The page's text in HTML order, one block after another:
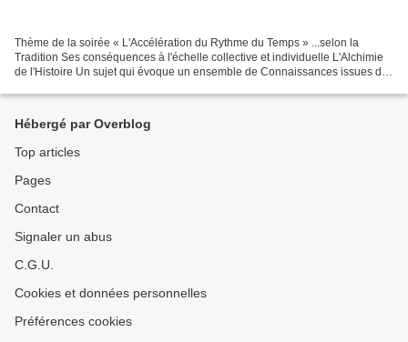
Thème de la soirée « L'Accélération du Rythme du Temps » ...selon la
Tradition Ses conséquences à l'échelle collective et individuelle L'Alchimie
de l'Histoire Un sujet qui évoque un ensemble de Connaissances issues de
Hébergé par Overblog
Top articles
Pages
Contact
Signaler un abus
C.G.U.
Cookies et données personnelles
Préférences cookies